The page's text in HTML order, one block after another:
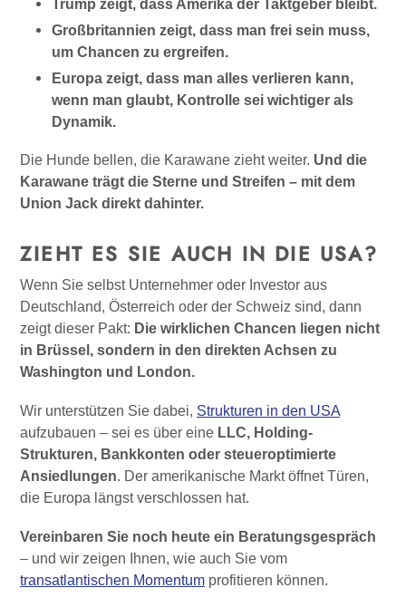
Trump zeigt, dass Amerika der Taktgeber bleibt.
Großbritannien zeigt, dass man frei sein muss,
um Chancen zu ergreifen.
Europa zeigt, dass man alles verlieren kann,
wenn man glaubt, Kontrolle sei wichtiger als
Dynamik.
Die Hunde bellen, die Karawane zieht weiter. Und die
Karawane trägt die Sterne und Streifen – mit dem
Union Jack direkt dahinter.
ZIEHT ES SIE AUCH IN DIE USA?
Wenn Sie selbst Unternehmer oder Investor aus
Deutschland, Österreich oder der Schweiz sind, dann
zeigt dieser Pakt: Die wirklichen Chancen liegen nicht
in Brüssel, sondern in den direkten Achsen zu
Washington und London.
Wir unterstützen Sie dabei, Strukturen in den USA
aufzubauen – sei es über eine LLC, Holding-
Strukturen, Bankkonten oder steueroptimierte
Ansiedlungen. Der amerikanische Markt öffnet Türen,
die Europa längst verschlossen hat.
Vereinbaren Sie noch heute ein Beratungsgespräch
– und wir zeigen Ihnen, wie auch Sie vom
transatlantischen Momentum profitieren können.